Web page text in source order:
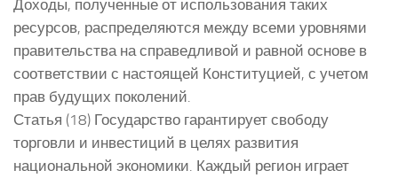
Доходы, полученные от использования таких
ресурсов, распределяются между всеми уровнями
правительства на справедливой и равной основе в
соответствии с настоящей Конституцией, с учетом
прав будущих поколений.
Статья (18) Государство гарантирует свободу
торговли и инвестиций в целях развития
национальной экономики. Каждый регион играет